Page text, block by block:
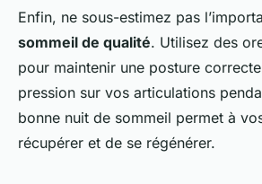
Enfin, ne sous-estimez pas
sommeil de qualité. Utilisez des
pour maintenir une posture
pression sur vos articulations
bonne nuit de sommeil permet à
récupérer et de se régénérer.